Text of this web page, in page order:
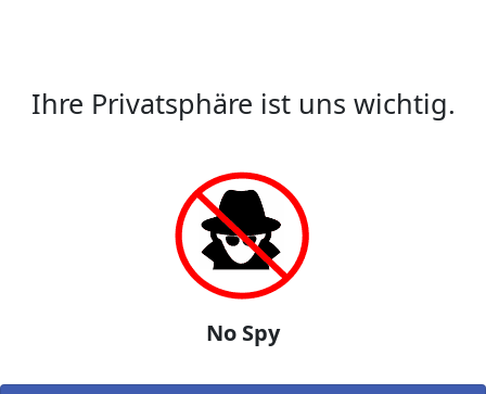
Ihre Privatsphäre ist uns wichtig.
No Spy